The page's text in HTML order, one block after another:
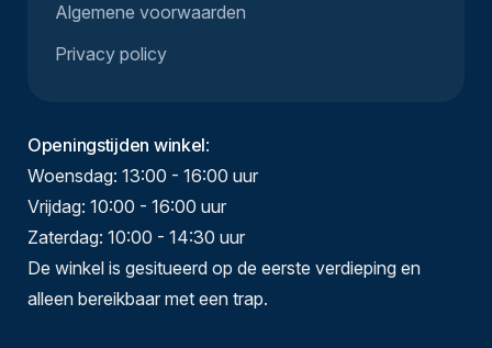
Algemene voorwaarden
Privacy policy
Openingstijden winkel:
Woensdag: 13:00 - 16:00 uur
Vrijdag: 10:00 - 16:00 uur
Zaterdag: 10:00 - 14:30 uur
De winkel is gesitueerd op de eerste verdieping en
alleen bereikbaar met een trap.